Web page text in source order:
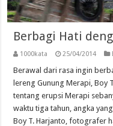
Berbagi Hati
1000kata 25/04/2014
Berawal dari rasa ingin
lereng Gunung Merapi, Boy
tentang erupsi Merapi
waktu tiga tahun, angka
Boy T. Harjanto, fotografer